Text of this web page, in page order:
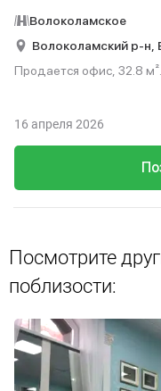
Волоколамское
Волоколамский р-н,
Продается офис, 32.8 м².
16 апреля 2026
Посмотрите
поблизости: